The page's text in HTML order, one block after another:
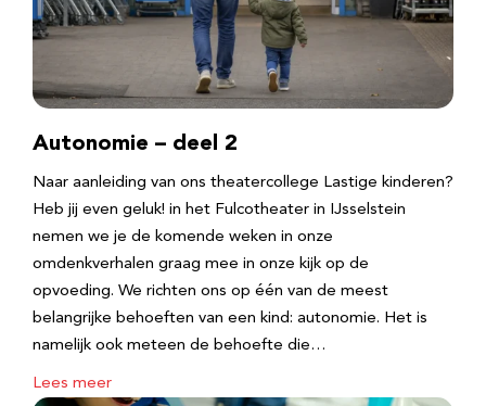
Autonomie – deel 2
Naar aanleiding van ons theatercollege Lastige kinderen?
Heb jij even geluk! in het Fulcotheater in IJsselstein
nemen we je de komende weken in onze
omdenkverhalen graag mee in onze kijk op de
opvoeding. We richten ons op één van de meest
belangrijke behoeften van een kind: autonomie. Het is
namelijk ook meteen de behoefte die…
Lees meer